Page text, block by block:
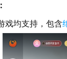
均支持，包含